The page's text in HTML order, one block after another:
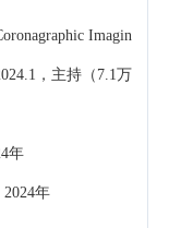
Imagin
，主持（7.1万
年
年